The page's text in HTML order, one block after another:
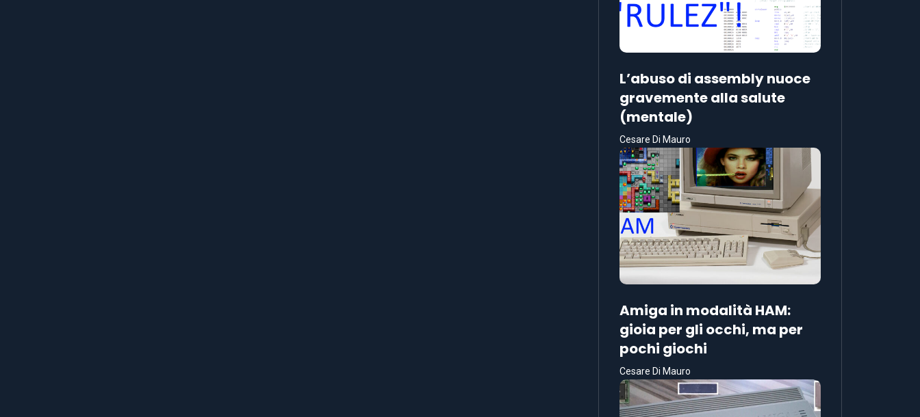
L’abuso di assembly nuoce
gravemente alla salute
(mentale)
Cesare Di Mauro
Amiga in modalità HAM:
gioia per gli occhi, ma per
pochi giochi
Cesare Di Mauro